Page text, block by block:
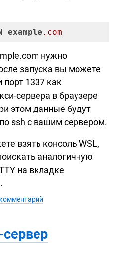
example .com
нужно
запуска вы можете
порт 1337 как
сервера в браузере
этом данные будут
ssh с вашим сервером.
взять консоль WSL,
аналогичную
на вкладке
сервер